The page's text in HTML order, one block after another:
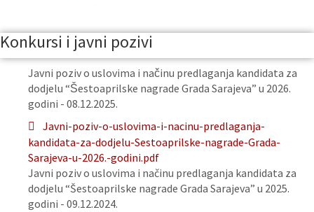
Konkursi i javni pozivi
Javni poziv o uslovima i načinu predlaganja kandidata za
dodjelu “Šestoaprilske nagrade Grada Sarajeva” u 2026.
godini - 08.12.2025.
Javni-poziv-o-uslovima-i-nacinu-predlaganja-
kandidata-za-dodjelu-Sestoaprilske-nagrade-Grada-
Sarajeva-u-2026.-godini.pdf
Javni poziv o uslovima i načinu predlaganja kandidata za
dodjelu “Šestoaprilske nagrade Grada Sarajeva” u 2025.
godini - 09.12.2024.